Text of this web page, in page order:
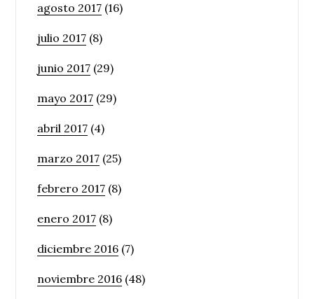
agosto 2017 (16)
julio 2017 (8)
junio 2017 (29)
mayo 2017 (29)
abril 2017 (4)
marzo 2017 (25)
febrero 2017 (8)
enero 2017 (8)
diciembre 2016 (7)
noviembre 2016 (48)